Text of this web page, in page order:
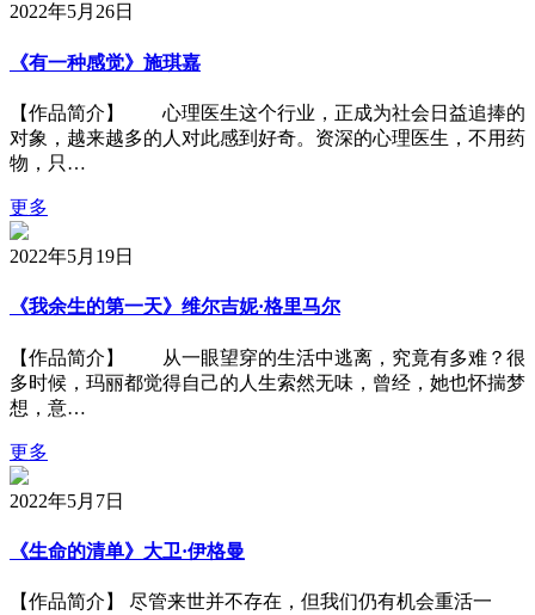
2022年5月26日
《有一种感觉》施琪嘉
【作品简介】 心理医生这个行业，正成为社会日益追捧的
对象，越来越多的人对此感到好奇。资深的心理医生，不用药
物，只…
更多
2022年5月19日
《我余生的第一天》维尔吉妮·格里马尔
【作品简介】 从一眼望穿的生活中逃离，究竟有多难？很
多时候，玛丽都觉得自己的人生索然无味，曾经，她也怀揣梦
想，意…
更多
2022年5月7日
《生命的清单》大卫·伊格曼
【作品简介】 尽管来世并不存在，但我们仍有机会重活一